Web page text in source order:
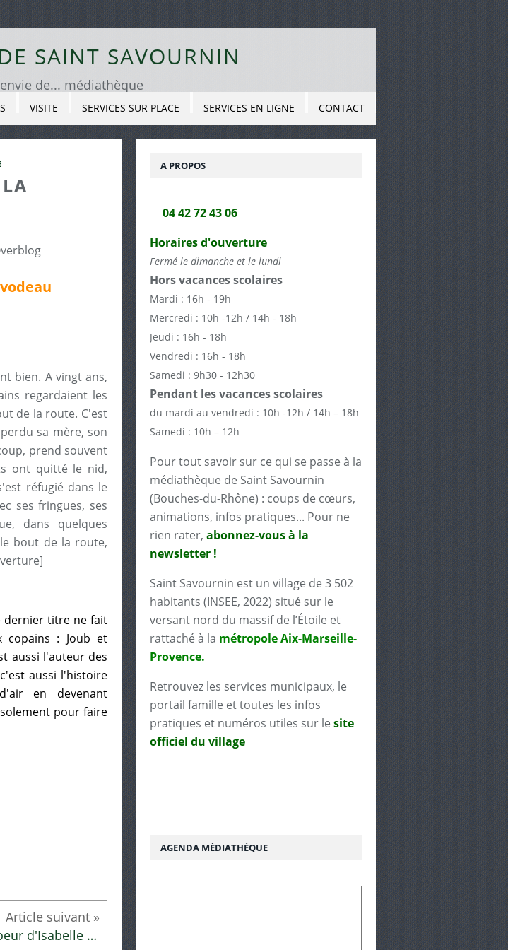
SAINT SAVOURNIN
de... médiathèque
VISITE SERVICES SUR PLACE SERVICES EN LIGNE CONTACT
bien. A vingt ans,
regardaient les
de la route. C'est
sa mère, son
prend souvent
ont quitté le nid,
réfugié dans le
ses fringues, ses
dans quelques
bout de la route,
dernier titre ne fait
copains : Joub et
aussi l'auteur des
aussi l'histoire
en devenant
pour faire
Le coup de coeur d'Isabelle et Elise
A PROPOS
04 42 72 43 06
Horaires d'ouverture
Fermé le dimanche et le lundi
Hors vacances scolaires
Mardi : 16h - 19h
Mercredi : 10h -12h / 14h - 18h
Jeudi : 16h - 18h
Vendredi : 16h - 18h
Samedi : 9h30 - 12h30
Pendant les vacances scolaires
du mardi au vendredi : 10h -12h / 14h – 18h
Samedi : 10h – 12h
Pour tout savoir sur ce qui se passe à la
médiathèque de Saint Savournin
(Bouches-du-Rhône) : coups de cœurs,
animations, infos pratiques... Pour ne
rien rater, abonnez-vous à la
newsletter !
Saint Savournin est un village de 3 502
habitants (INSEE, 2022) situé sur le
versant nord du massif de l’Étoile et
rattaché à la métropole Aix-Marseille-
Provence.
Retrouvez les services municipaux, le
portail famille et toutes les infos
pratiques et numéros utiles sur le site
officiel du village
AGENDA MÉDIATHÈQUE